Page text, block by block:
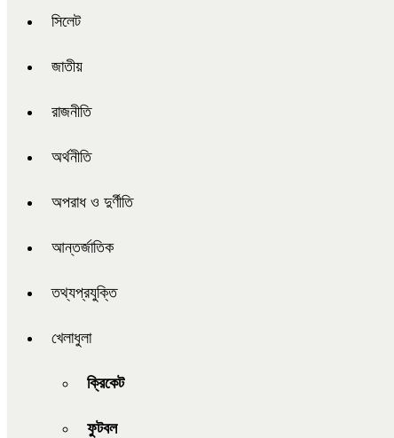
সিলেট
জাতীয়
রাজনীতি
অর্থনীতি
অপরাধ ও দুর্ণীতি
আন্তর্জাতিক
তথ্যপ্রযুক্তি
খেলাধুলা
ক্রিকেট
ফুটবল